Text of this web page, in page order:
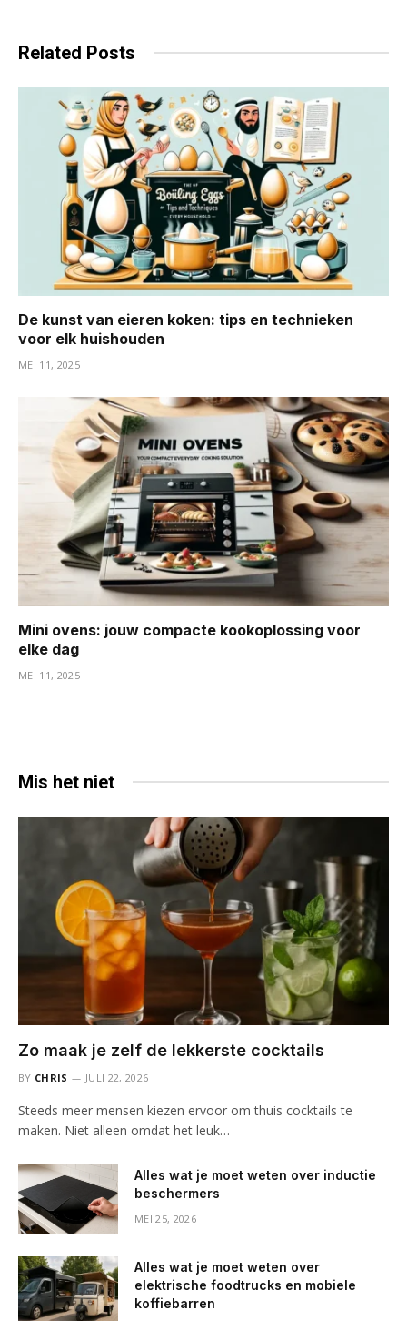
Related Posts
De kunst van eieren koken: tips en technieken
voor elk huishouden
MEI 11, 2025
Mini ovens: jouw compacte kookoplossing voor
elke dag
MEI 11, 2025
Mis het niet
Zo maak je zelf de lekkerste cocktails
BY CHRIS JULI 22, 2026
Steeds meer mensen kiezen ervoor om thuis cocktails te
maken. Niet alleen omdat het leuk…
Alles wat je moet weten over inductie
beschermers
MEI 25, 2026
Alles wat je moet weten over
elektrische foodtrucks en mobiele
koffiebarren